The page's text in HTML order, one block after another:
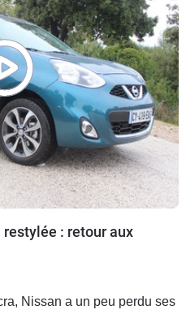
: retour aux
Nissan a un peu perdu ses